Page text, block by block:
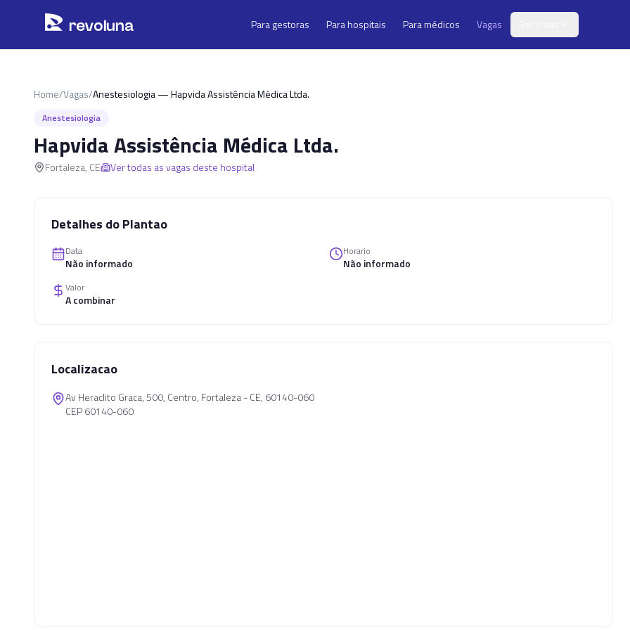
revoluna Para gestoras Para hospitais Para médicos Vagas
Home/Vagas/Anestesiologia — Hapvida Assistência Médica Ltda.
Anestesiologia
Hapvida Assistência Médica Ltda.
Fortaleza, CE Ver todas as vagas deste hospital
Detalhes do Plantao
Data
Não informado
Horario
Não informado
Valor
A combinar
Localizacao
Av Heraclito Graca, 500, Centro, Fortaleza - CE, 60140-060
CEP 60140-060